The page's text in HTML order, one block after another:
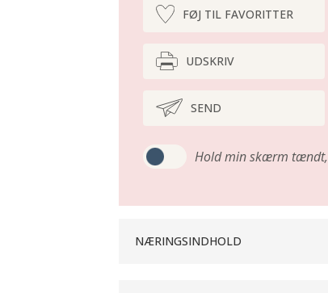
FØJ TIL FAVORITTER
UDSKRIV
SEND
Hold min skærm tændt,
NÆRINGSINDHOLD